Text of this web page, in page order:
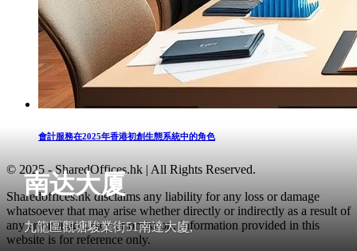
南达大厦
九龍區觀塘駿業街51南達大廈,
會計服務在2025年香港初創生態系統中的角色
© 2025 - SharedOffices.hk | All Rights Reserved.
Sharedoffices.hk disclaims any liability for any loss or damage
whatsoever that may arise whether directly or indirectly as a result of
any error, inaccuracy or omission. Information provided in this
website is for reference only.